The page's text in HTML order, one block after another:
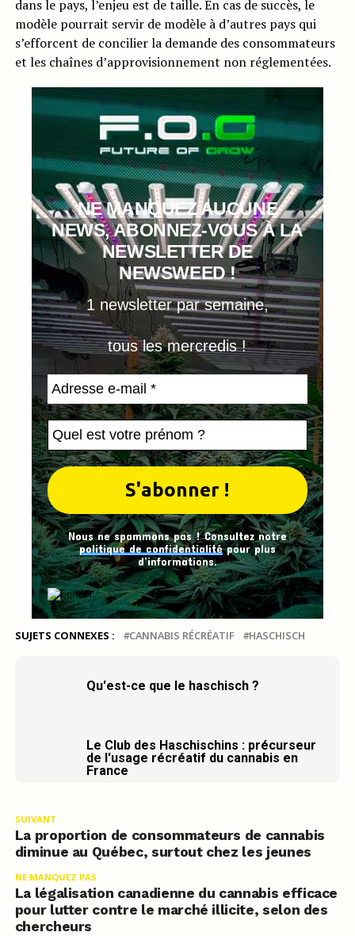
dans le pays, l’enjeu est de taille. En cas de succès, le
modèle pourrait servir de modèle à d’autres pays qui
s’efforcent de concilier la demande des consommateurs
et les chaînes d’approvisionnement non réglementées.
NE MANQUEZ AUCUNE
NEWS, ABONNEZ-VOUS À LA
NEWSLETTER DE
NEWSWEED !
1 newsletter par semaine,
tous les mercredis !
Nous ne spammons pas ! Consultez notre
politique de confidentialitépour plus
d’informations.
SUJETS CONNEXES : CANNABIS RÉCRÉATIF HASCHISCH
Qu'est-ce que le haschisch ?
Le Club des Haschischins : précurseur
de l'usage récréatif du cannabis en
France
SUIVANT
La proportion de consommateurs de cannabis
diminue au Québec, surtout chez les jeunes
NE MANQUEZ PAS
La légalisation canadienne du cannabis efficace
pour lutter contre le marché illicite, selon des
chercheurs